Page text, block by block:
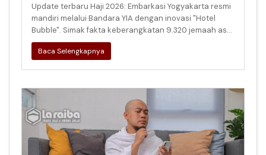
Update terbaru Haji 2026: Embarkasi Yogyakarta resmi
mandiri melalui Bandara YIA dengan inovasi "Hotel
Bubble". Simak fakta keberangkatan 9.320 jemaah asal
DIY dan Kedu serta
Baca Selengkapnya